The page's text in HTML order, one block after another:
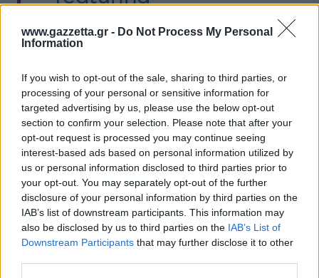
www.gazzetta.gr - Do Not Process My Personal
Information
If you wish to opt-out of the sale, sharing to third parties, or
processing of your personal or sensitive information for
targeted advertising by us, please use the below opt-out
section to confirm your selection. Please note that after your
opt-out request is processed you may continue seeing
interest-based ads based on personal information utilized by
us or personal information disclosed to third parties prior to
your opt-out. You may separately opt-out of the further
disclosure of your personal information by third parties on the
IAB’s list of downstream participants. This information may
also be disclosed by us to third parties on the IAB’s List of
Downstream Participants that may further disclose it to other
@Ibra_official,
@Charles_Leclerc
and
@CarlosSainz55.
Don't miss it. 🦁🏎️
#UCL @ferrari
@acmilan
pic.twitter.com/